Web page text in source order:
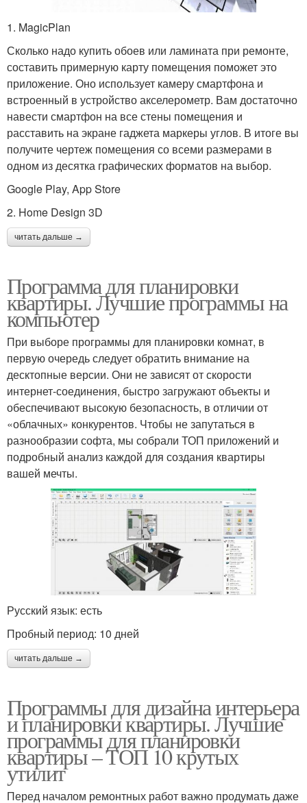
1. MagicPlan
Сколько надо купить обоев или ламината при ремонте,
составить примерную карту помещения поможет это
приложение. Оно использует камеру смартфона и
встроенный в устройство акселерометр. Вам достаточно
навести смартфон на все стены помещения и
расставить на экране гаджета маркеры углов. В итоге вы
получите чертеж помещения со всеми размерами в
одном из десятка графических форматов на выбор.
Google Play, App Store
2. Home Design 3D
читать дальше →
Программа для планировки
квартиры. Лучшие программы на
компьютер
При выборе программы для планировки комнат, в
первую очередь следует обратить внимание на
десктопные версии. Они не зависят от скорости
интернет-соединения, быстро загружают объекты и
обеспечивают высокую безопасность, в отличии от
«облачных» конкурентов. Чтобы не запутаться в
разнообразии софта, мы собрали ТОП приложений и
подробный анализ каждой для создания квартиры
вашей мечты.
Русский язык: есть
Пробный период: 10 дней
читать дальше →
Программы для дизайна интерьера
и планировки квартиры. Лучшие
программы для планировки
квартиры – ТОП 10 крутых
утилит
Перед началом ремонтных работ важно продумать даже